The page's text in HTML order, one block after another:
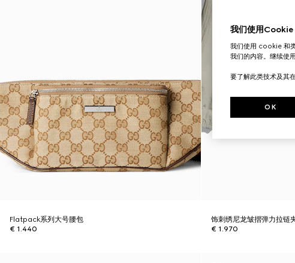
Flatpack系列大号腰包
€ 1.440
饰刺绣尼龙皱摺弹力拉链
€ 1.970
我们使用Cookie
我们使用 cookie 和
我们的内容。继续使
要了解此类技术及其
OK